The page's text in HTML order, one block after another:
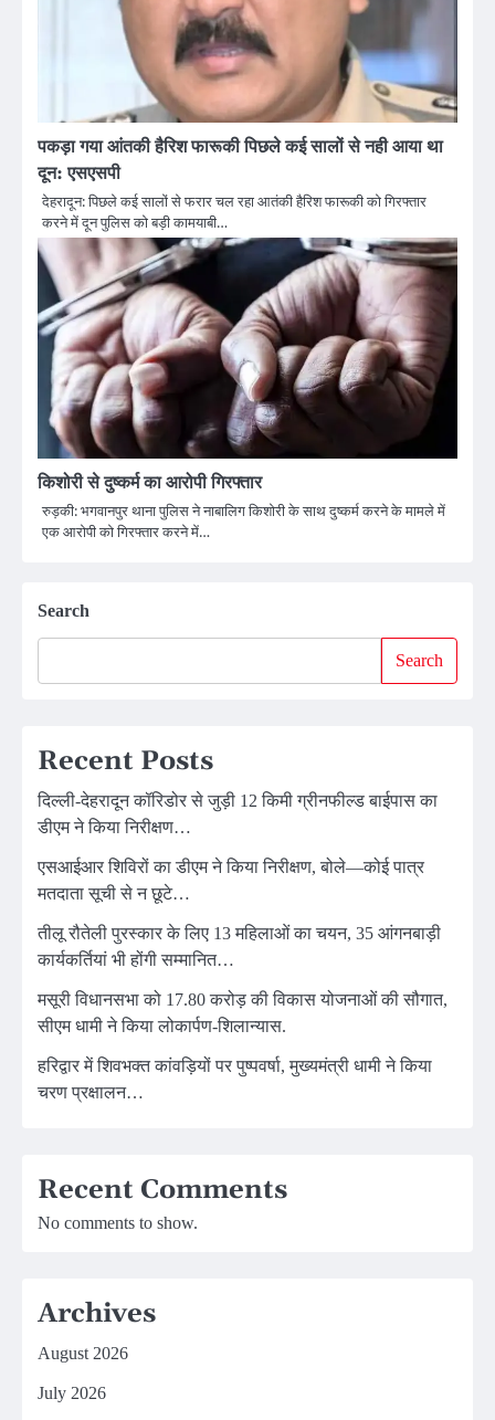
पकड़ा गया आंतकी हैरिश फारूकी पिछले कई सालों से नही आया था
दून: एसएसपी
देहरादून: पिछले कई सालों से फरार चल रहा आतंकी हैरिश फारूकी को गिरफ्तार
करने में दून पुलिस को बड़ी कामयाबी…
किशोरी से दुष्कर्म का आरोपी गिरफ्तार
रुड़की: भगवानपुर थाना पुलिस ने नाबालिग किशोरी के साथ दुष्कर्म करने के मामले में
एक आरोपी को गिरफ्तार करने में…
Search
Search
Recent Posts
दिल्ली-देहरादून कॉरिडोर से जुड़ी 12 किमी ग्रीनफील्ड बाईपास का
डीएम ने किया निरीक्षण…
एसआईआर शिविरों का डीएम ने किया निरीक्षण, बोले—कोई पात्र
मतदाता सूची से न छूटे…
तीलू रौतेली पुरस्कार के लिए 13 महिलाओं का चयन, 35 आंगनबाड़ी
कार्यकर्तियां भी होंगी सम्मानित…
मसूरी विधानसभा को 17.80 करोड़ की विकास योजनाओं की सौगात,
सीएम धामी ने किया लोकार्पण-शिलान्यास.
हरिद्वार में शिवभक्त कांवड़ियों पर पुष्पवर्षा, मुख्यमंत्री धामी ने किया
चरण प्रक्षालन…
Recent Comments
No comments to show.
Archives
August 2026
July 2026